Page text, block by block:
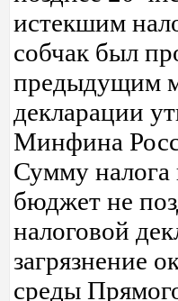
истекшим
собчак был
предыдущим
декларации
Минфина
Сумму налога
бюджет не
налоговой
загрязнение
среды